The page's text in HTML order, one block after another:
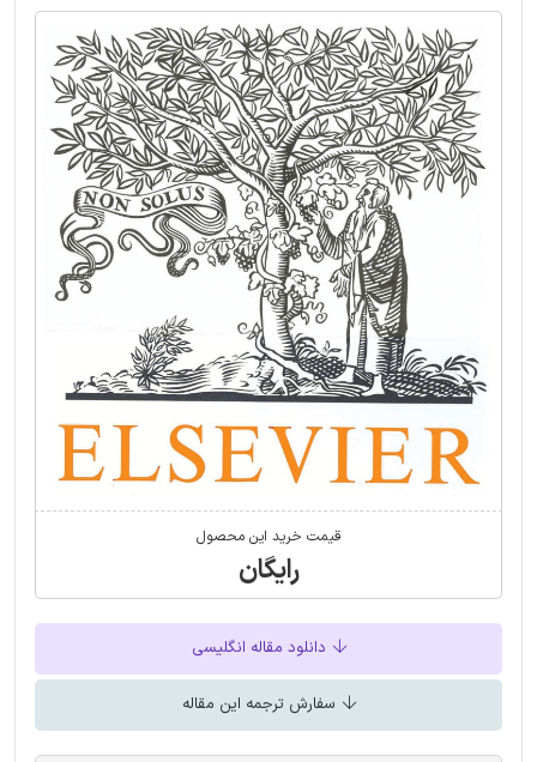
قیمت خرید این محصول
رایگان
دانلود مقاله انگلیسی
سفارش ترجمه این مقاله